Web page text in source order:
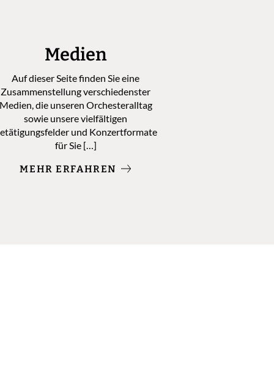
Medien
Auf dieser Seite finden Sie eine
Zusammenstellung verschiedenster
Medien, die unseren Orchesteralltag
sowie unsere vielfältigen
und Konzertformate
für Sie […]
MEHR ERFAHREN